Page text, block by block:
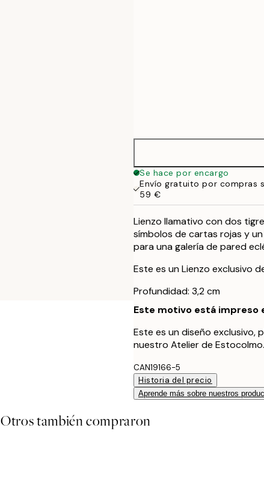
Se hace por encargo
Envío gratuito por compras
59 €
Lienzo llamativo con dos
símbolos de cartas rojas y
para una galería de pared
Este es un Lienzo exclusivo
Profundidad: 3,2 cm
Este motivo está impreso
Este es un diseño exclusivo,
nuestro Atelier de Estocolmo.
CAN19166-5
Historia del precio
Aprende más sobre nuestros
Otros también compraron